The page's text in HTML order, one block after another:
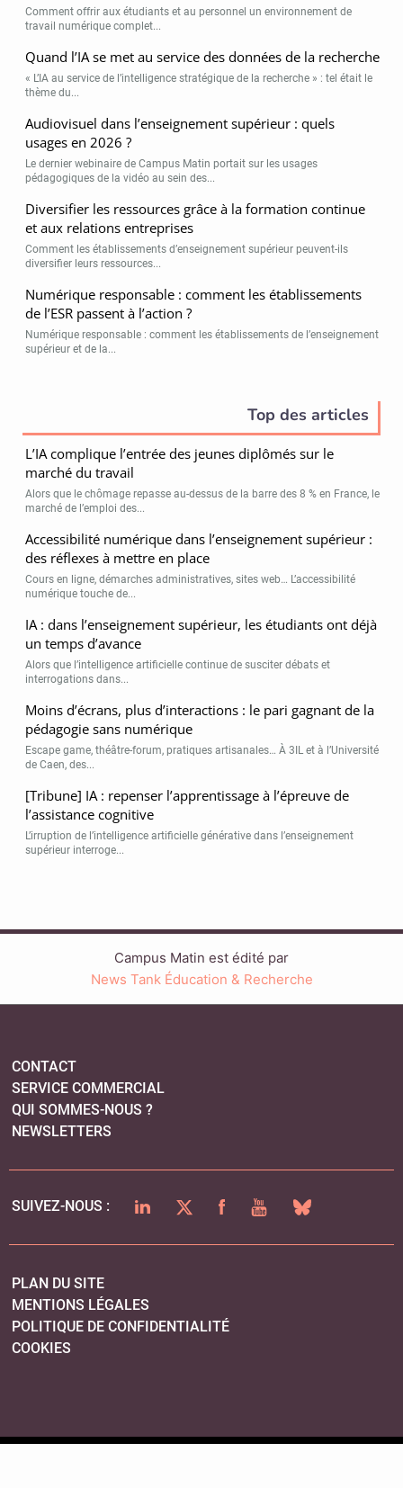
Comment offrir aux étudiants et au personnel un environnement de
travail numérique complet...
Quand l’IA se met au service des données de la recherche
« L’IA au service de l’intelligence stratégique de la recherche » : tel était le
thème du...
Audiovisuel dans l’enseignement supérieur : quels
usages en 2026 ?
Le dernier webinaire de Campus Matin portait sur les usages
pédagogiques de la vidéo au sein des...
Diversifier les ressources grâce à la formation continue
et aux relations entreprises
Comment les établissements d’enseignement supérieur peuvent-ils
diversifier leurs ressources...
Numérique responsable : comment les établissements
de l’ESR passent à l’action ?
Numérique responsable : comment les établissements de l’enseignement
supérieur et de la...
Top des articles
L’IA complique l’entrée des jeunes diplômés sur le
marché du travail
Alors que le chômage repasse au-dessus de la barre des 8 % en France, le
marché de l’emploi des...
Accessibilité numérique dans l’enseignement supérieur :
des réflexes à mettre en place
Cours en ligne, démarches administratives, sites web… L’accessibilité
numérique touche de...
IA : dans l’enseignement supérieur, les étudiants ont déjà
un temps d’avance
Alors que l’intelligence artificielle continue de susciter débats et
interrogations dans...
Moins d’écrans, plus d’interactions : le pari gagnant de la
pédagogie sans numérique
Escape game, théâtre-forum, pratiques artisanales… À 3IL et à l’Université
de Caen, des...
[Tribune] IA : repenser l’apprentissage à l’épreuve de
l’assistance cognitive
L’irruption de l’intelligence artificielle générative dans l’enseignement
supérieur interroge...
Campus Matin est édité par
News Tank Éducation & Recherche
CONTACT
SERVICE COMMERCIAL
QUI SOMMES-NOUS ?
NEWSLETTERS
SUIVEZ-NOUS : LINKEDINTWITTERFACEBOOKYOUTUBEBLUESKY
PLAN DU SITE
MENTIONS LÉGALES
POLITIQUE DE CONFIDENTIALITÉ
COOKIES